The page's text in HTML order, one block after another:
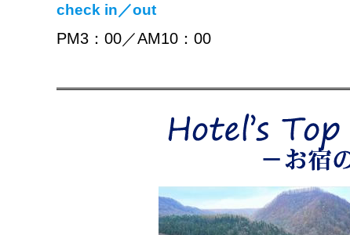
check in／out
PM3：00／AM10：00